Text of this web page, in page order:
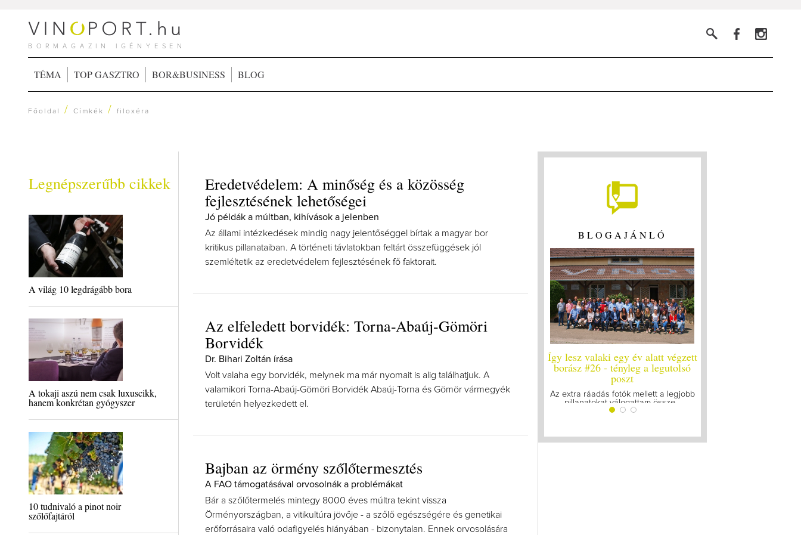
BORMAGAZIN IGÉNYESEN
TÉMA TOP GASZTRO BOR&BUSINESS BLOG
Főoldal /Címkék /filoxéra
Legnépszerűbb cikkek
A világ 10 legdrágább bora
A tokaji aszú nem csak luxuscikk,
hanem konkrétan gyógyszer
10 tudnivaló a pinot noir
szőlőfajtáról
Eredetvédelem: A minőség és a közösség
fejlesztésének lehetőségei
Jó példák a múltban, kihívások a jelenben
Az állami intézkedések mindig nagy jelentőséggel bírtak a magyar bor
kritikus pillanataiban. A történeti távlatokban feltárt összefüggések jól
szemléltetik az eredetvédelem fejlesztésének fő faktorait.
Az elfeledett borvidék: Torna-Abaúj-Gömöri
Borvidék
Dr. Bihari Zoltán írása
Volt valaha egy borvidék, melynek ma már nyomait is alig találhatjuk. A
valamikori Torna-Abaúj-Gömöri Borvidék Abaúj-Torna és Gömör vármegyék
területén helyezkedett el.
Bajban az örmény szőlőtermesztés
A FAO támogatásával orvosolnák a problémákat
Bár a szőlőtermelés mintegy 8000 éves múltra tekint vissza
Örményországban, a vitikultúra jövője - a szőlő egészségére és genetikai
erőforrásaira való odafigyelés hiányában - bizonytalan. Ennek orvosolására
BLOGAJÁNLÓ
Így lesz valaki egy év alatt végzett
borász #26 - tényleg a legutolsó
Az extra ráadás fotók mellett a legjobb
pillanatokat válogattam össze...
Így lesz valaki egy év alatt végzett
borász #25
Megírtuk a modulzáró vizsgákat, már
lázasan készülünk az utolsó...